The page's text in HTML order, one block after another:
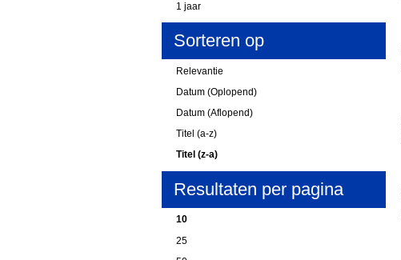
1 jaar
Sorteren op
Relevantie
Datum (Oplopend)
Datum (Aflopend)
Titel (a-z)
Titel (z-a)
Resultaten per pagina
10
25